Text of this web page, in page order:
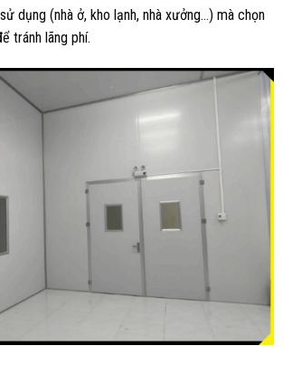
dụng (nhà ở, kho lạnh, nhà xưởng…) mà chọn
tránh lãng phí.